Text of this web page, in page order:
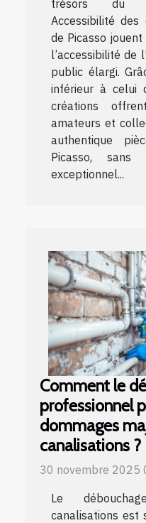
trésors du
Accessibilité des
de Picasso
l’accessibilité de
public élargi.
inférieur à celui
créations
amateurs et
authentique
Picasso, sans
exceptionnel...
Comment le
professionnel
dommages
canalisations ?
30 novembre 2025
Le
canalisations est